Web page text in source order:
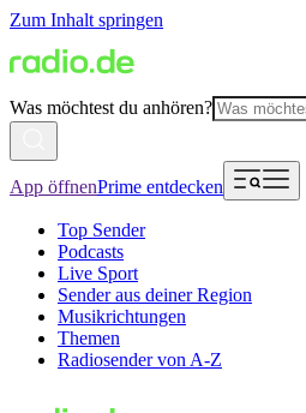
Zum Inhalt springen
Was möchtest du anhören?
App öffnenPrime entdecken
Top Sender
Podcasts
Live Sport
Sender aus deiner Region
Musikrichtungen
Themen
Radiosender von A-Z